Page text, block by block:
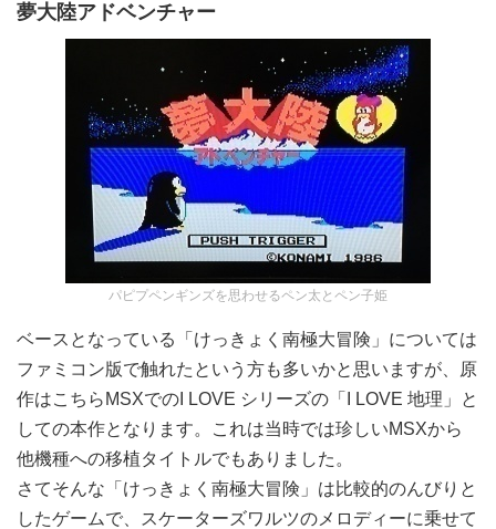
夢大陸アドベンチャー
パピプペンギンズを思わせるペン太とペン子姫
ベースとなっている「けっきょく南極大冒険」については
ファミコン版で触れたという方も多いかと思いますが、原
作はこちらMSXでのI LOVE シリーズの「I LOVE 地理」と
しての本作となります。これは当時では珍しいMSXから
他機種への移植タイトルでもありました。
さてそんな「けっきょく南極大冒険」は比較的のんびりと
したゲームで、スケーターズワルツのメロディーに乗せて